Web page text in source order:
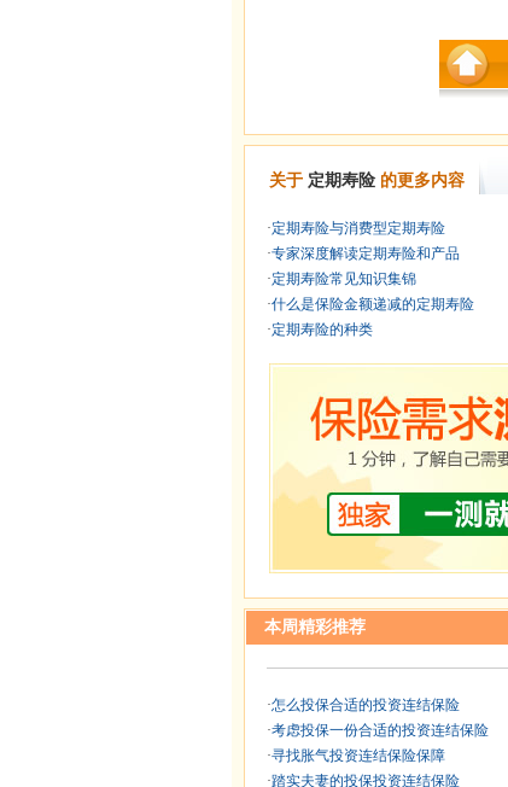
关于 定期寿险 的更多内容
·定期寿险与消费型定期寿险
·专家深度解读定期寿险和产品
·定期寿险常见知识集锦
·什么是保险金额递减的定期寿险
·定期寿险的种类
本周精彩推荐
·怎么投保合适的投资连结保险
·考虑投保一份合适的投资连结保险
·寻找胀气投资连结保险保障
·踏实夫妻的投保投资连结保险